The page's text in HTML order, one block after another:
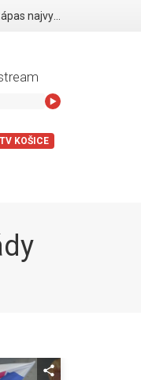
Vojna na Ukrajine: V Odese sa mal odohrať futbalový zápas najvyššej ligy, zastavili ho ruské drony
KOŠICE